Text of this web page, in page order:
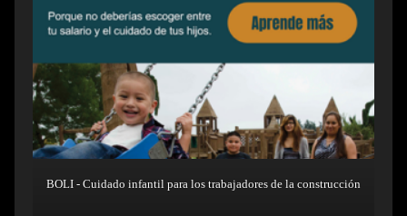
BOLI - Cuidado infantil para los trabajadores de la construcción